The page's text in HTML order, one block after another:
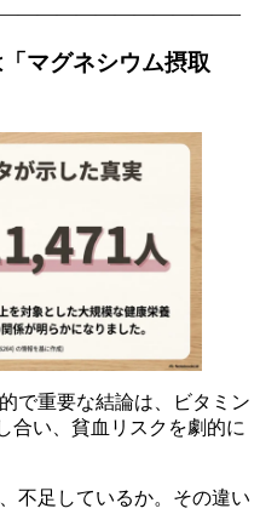
マグネシウム摂取
で重要な結論は、ビタミン
合い、貧血リスクを劇的に
不足しているか。その違い